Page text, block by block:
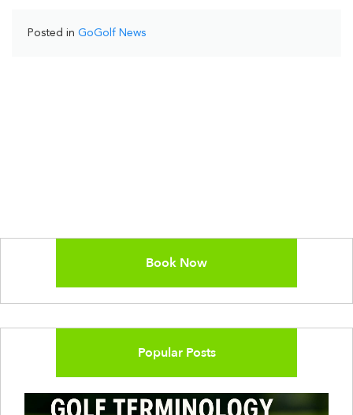
Posted in GoGolf News
Book Now
Popular Posts